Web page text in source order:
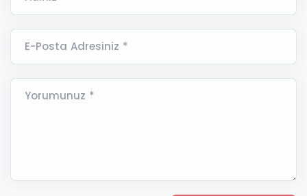
E-Posta Adresiniz *
Yorumunuz *